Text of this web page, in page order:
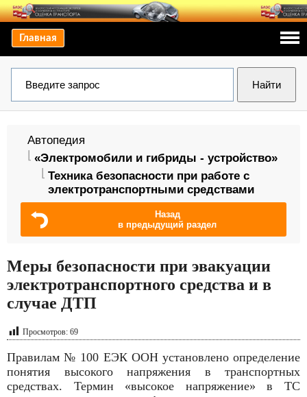
Главная
Автопедия
«Электромобили и гибриды - устройство»
Техника безопасности при работе с
электротранспортными средствами
Назад
в предыдущий раздел
Меры безопасности при эвакуации
электротранспортного средства и в
случае ДТП
Просмотров: 69
Правилам № 100 ЕЭК ООН установлено определение
понятия высокого напряжения в транспортных
средствах. Термин «высокое напряжение» в ТС